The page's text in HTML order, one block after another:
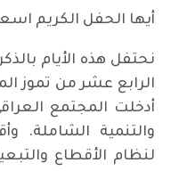
أيها الحفل الكريم
نحتفل هذه الأيام
أدخلت المجتمع
والتنمية الشاملة.
لنظام الأقطاع